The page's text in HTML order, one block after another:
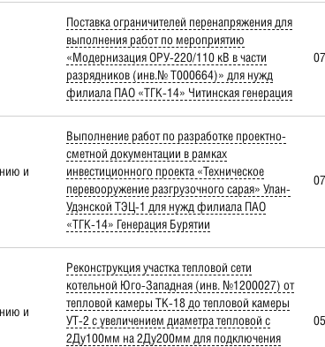
Поставка ограничителей перенапряжения для
выполнения работ по мероприятию
«Модернизация ОРУ-220/110 кВ в части
разрядников (инв.№ Т000664)» для нужд
филиала ПАО «ТГК-14» Читинская генерация
и
Выполнение работ по разработке проектно-
сметной документации в рамках
инвестиционного проекта «Техническое
перевооружение разгрузочного сарая» Улан-
Удэнской ТЭЦ-1 для нужд филиала ПАО
«ТГК-14» Генерация Бурятии
и
Реконструкция участка тепловой сети
котельной Юго-Западная (инв. №1200027) от
тепловой камеры ТК-18 до тепловой камеры
УТ-2 с увеличением диаметра тепловой с
2Ду100мм на 2Ду200мм для подключения